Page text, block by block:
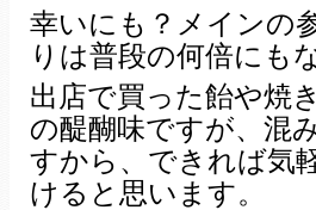
幸いにも？メインの
りは普段の何倍にも
出店で買った飴や焼
の醍醐味ですが、混
すから、できれば気
けると思います。